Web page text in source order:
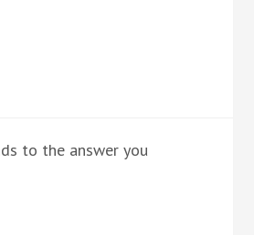
to the answer you